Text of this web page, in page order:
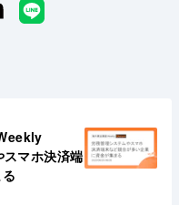
マホ決済端